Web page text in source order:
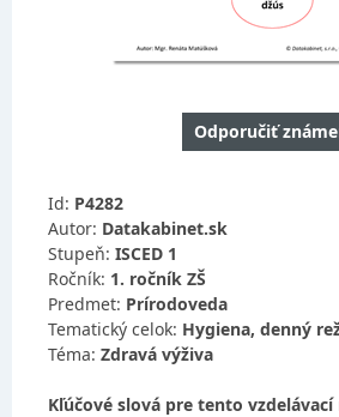
Odporučiť
Id: P4282
Autor: Datakabinet.sk
Stupeň: ISCED 1
Ročník: 1. ročník ZŠ
Predmet: Prírodoveda
Tematický celok: Hygiena, denný
Téma: Zdravá výživa
Kľúčové slová pre tento